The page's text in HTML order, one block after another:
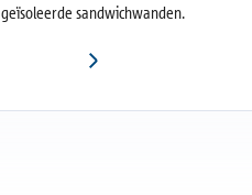
geïsoleerde sandwichwanden.